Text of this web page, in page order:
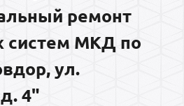
ремонт
систем МКД по
ул.
4"